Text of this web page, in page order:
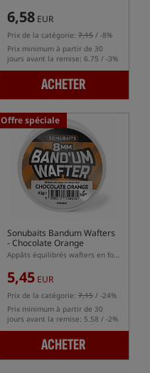
6,58 EUR
Prix de la catégorie: 7,15 / -8%
Prix minimum à partir de 30
jours avant la remise: 6.75 / -3%
ACHETER
Offre spéciale
Sonubaits Bandum Wafters
- Chocolate Orange
Appâts équilibrés wafters en forme de dumbells
5,45 EUR
Prix de la catégorie: 7,15 / -24%
Prix minimum à partir de 30
jours avant la remise: 5.58 / -2%
ACHETER